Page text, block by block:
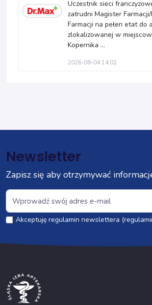
Uczestnik sieci
zatrudni Magister
Farmacji na pełen etat do
zlokalizowanej w
Kopernika ...
2026-08-04 14:02
Newsletter
Zapisz się aby otrzymywać
Akceptuję regulamin newslettera